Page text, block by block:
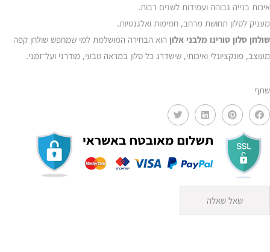
איכות בנייה גבוהה ועמידות לשנים רבות.
מעניק לסלון תחושת מרחב, חמימות ואלגנטיות.
שולחן סלון טורינו מלבני אלון הוא הבחירה המושלמת למי שמחפש שולחן קפה
מעוצב, פונקציונלי ואיכותי, שישדרג כל סלון במראה טבעי, מודרני ועל־זמני.
שתף
שאל שאלה